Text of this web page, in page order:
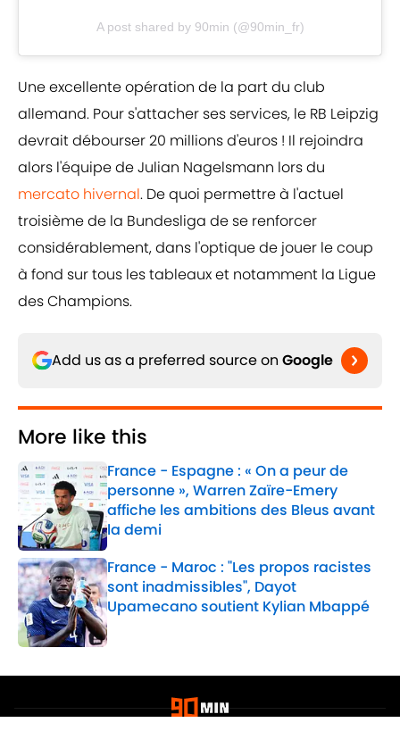
A post shared by 90min (@90min_fr)
Une excellente opération de la part du club
allemand. Pour s'attacher ses services, le RB Leipzig
devrait débourser 20 millions d'euros ! Il rejoindra
alors l'équipe de Julian Nagelsmann lors du
mercato hivernal. De quoi permettre à l'actuel
troisième de la Bundesliga de se renforcer
considérablement, dans l'optique de jouer le coup
à fond sur tous les tableaux et notamment la Ligue
des Champions.
Add us as a preferred source on Google
More like this
France - Espagne : « On a peur de
personne », Warren Zaïre-Emery
affiche les ambitions des Bleus avant
la demi
Published by on Invalid Date
France - Maroc : "Les propos racistes
sont inadmissibles", Dayot
Upamecano soutient Kylian Mbappé
Published by on Invalid Date